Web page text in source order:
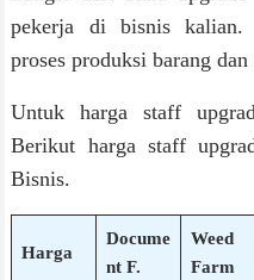
pekerja di bisnis kalian.
proses produksi barang
Untuk harga staff
Berikut harga staff
Bisnis.
Harga
Docume
nt F.
Weed
Farm